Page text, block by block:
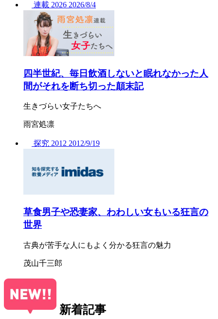
連載 2026 2026/8/4
四半世紀、毎日飲酒しないと眠れなかった人
間がそれを断ち切った顛末記
生きづらい女子たちへ
雨宮処凛
探究 2012 2012/9/19
草食男子や恐妻家、わわしい女もいる狂言の
世界
古典が苦手な人にもよく分かる狂言の魅力
茂山千三郎
新着記事